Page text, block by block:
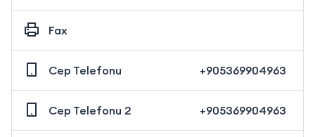
Fax
Cep Telefonu +905369904963
Cep Telefonu 2 +905369904963